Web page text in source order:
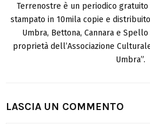
Terrenostre è un periodico
stampato in 10mila copie e
Umbra, Bettona, Cannara e
proprietà dell’Associazione
Umbra”.
LASCIA UN COMMENTO